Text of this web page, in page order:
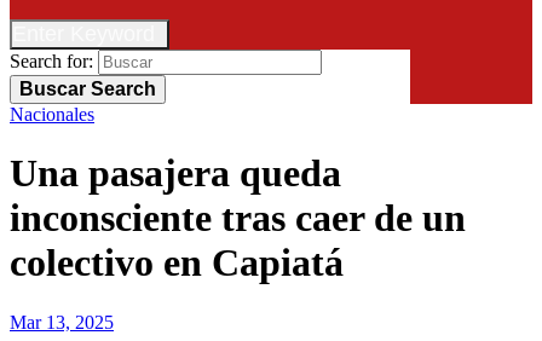
Search for:
Buscar Search
Nacionales
Una pasajera queda
inconsciente tras caer de un
colectivo en Capiatá
Mar 13, 2025